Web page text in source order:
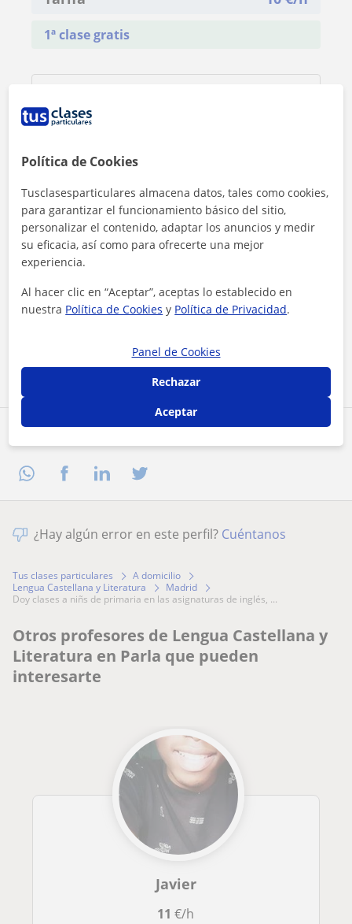
1ª clase gratis
Al hacer clic, aceptas nuestro aviso legaly de privacidad
Contactar ahora
¿Hay algún error en este perfil? Cuéntanos
Tus clases particulares
A domicilio
Lengua Castellana y Literatura
Madrid
doy clases a niñs de primaria en las asignaturas de inglés, ...
Otros profesores de Lengua Castellana y
Literatura en Parla que pueden
interesarte
Javier
11 €/h
Política de Cookies
Tusclasesparticulares almacena datos, tales como cookies,
para garantizar el funcionamiento básico del sitio,
personalizar el contenido, adaptar los anuncios y medir
su eficacia, así como para ofrecerte una mejor
experiencia.
Al hacer clic en “Aceptar”, aceptas lo establecido en
nuestra Política de Cookies y Política de Privacidad.
Panel de Cookies
Rechazar
Aceptar